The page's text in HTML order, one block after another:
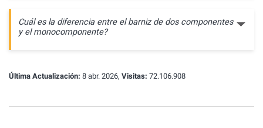
Cuál es la diferencia entre el barniz de dos componentes
y el monocomponente?
Última Actualización: 8 abr. 2026, Visitas: 72.106.908